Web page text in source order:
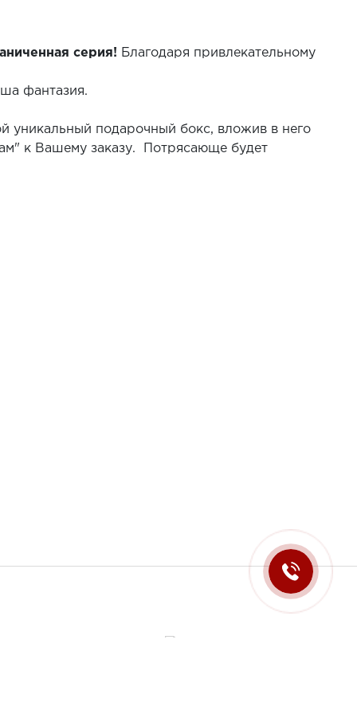
серия! Благодаря привлекательному
фантазия.
уникальный подарочный бокс, вложив в него
к Вашему заказу. Потрясающе будет